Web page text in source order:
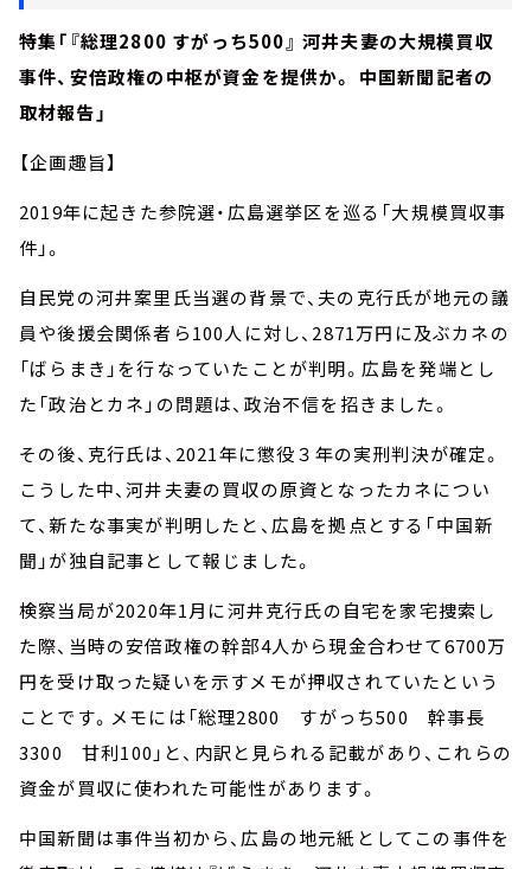
特集「『総理2800 すがっち500』 河井夫妻の大規模買収
事件、安倍政権の中枢が資金を提供か。 中国新聞記者の
取材報告」
【企画趣旨】
2019年に起きた参院選・広島選挙区を巡る「大規模買収事
件」。
自民党の河井案里氏当選の背景で、夫の克行氏が地元の議
員や後援会関係者ら100人に対し、2871万円に及ぶカネの
「ばらまき」を行なっていたことが判明。広島を発端とし
た「政治とカネ」の問題は、政治不信を招きました。
その後、克行氏は、2021年に懲役３年の実刑判決が確定。
こうした中、河井夫妻の買収の原資となったカネについ
て、新たな事実が判明したと、広島を拠点とする「中国新
聞」が独自記事として報じました。
検察当局が2020年1月に河井克行氏の自宅を家宅捜索し
た際、当時の安倍政権の幹部4人から現金合わせて6700万
円を受け取った疑いを示すメモが押収されていたという
ことです。メモには「総理2800 すがっち500 幹事長
3300 甘利100」と、内訳と見られる記載があり、これらの
資金が買収に使われた可能性があります。
中国新聞は事件当初から、広島の地元紙としてこの事件を